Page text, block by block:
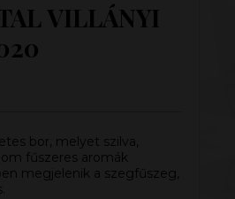
VILLÁNYI
bor, melyet szilva,
fűszeres aromák
megjelenik a szegfűszeg,